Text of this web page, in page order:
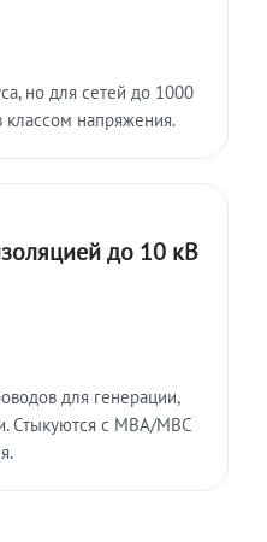
но для сетей до 1000
классом напряжения.
до 10 кВ
для генерации,
Стыкуются с МВА/МВС